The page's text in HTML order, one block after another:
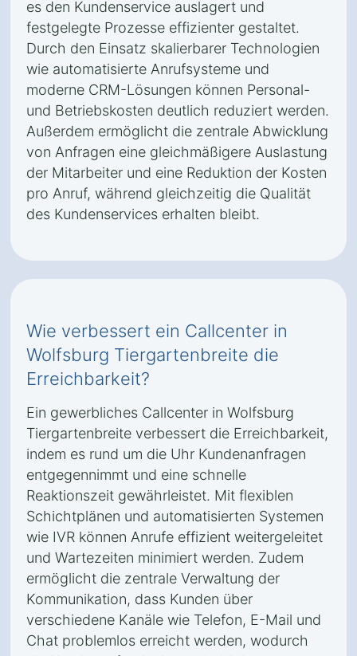
es den Kundenservice auslagert und
festgelegte Prozesse effizienter gestaltet.
Durch den Einsatz skalierbarer Technologien
wie automatisierte Anrufsysteme und
moderne CRM-Lösungen können Personal-
und Betriebskosten deutlich reduziert werden.
Außerdem ermöglicht die zentrale Abwicklung
von Anfragen eine gleichmäßigere Auslastung
der Mitarbeiter und eine Reduktion der Kosten
pro Anruf, während gleichzeitig die Qualität
des Kundenservices erhalten bleibt.
Wie verbessert ein Callcenter in
Wolfsburg Tiergartenbreite die
Erreichbarkeit?
Ein gewerbliches Callcenter in Wolfsburg
Tiergartenbreite verbessert die Erreichbarkeit,
indem es rund um die Uhr Kundenanfragen
entgegennimmt und eine schnelle
Reaktionszeit gewährleistet. Mit flexiblen
Schichtplänen und automatisierten Systemen
wie IVR können Anrufe effizient weitergeleitet
und Wartezeiten minimiert werden. Zudem
ermöglicht die zentrale Verwaltung der
Kommunikation, dass Kunden über
verschiedene Kanäle wie Telefon, E-Mail und
Chat problemlos erreicht werden, wodurch